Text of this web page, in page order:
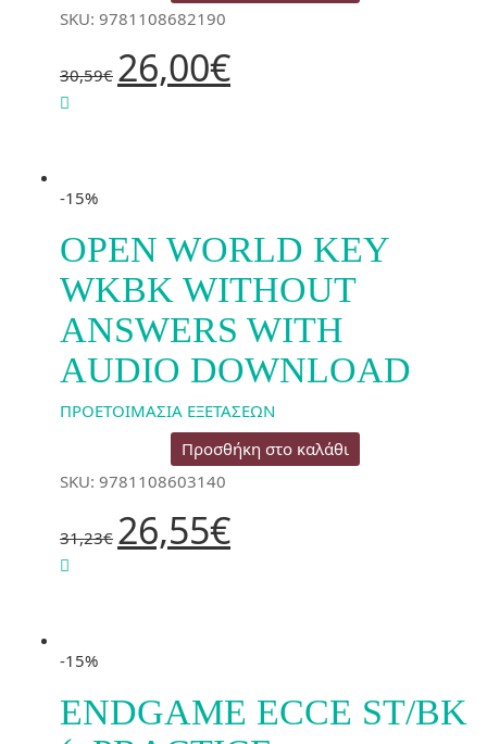
SKU: 9781108682190
30,59€
Original
price
was:
26,00€Η
τρέχουσα
τιμή
-15%
OPEN WORLD KEY
WKBK WITHOUT
ANSWERS WITH
AUDIO DOWNLOAD
ΠΡΟΕΤΟΙΜΑΣΙΑ ΕΞΕΤΑΣΕΩΝ
Προσθήκη στο καλάθι
SKU: 9781108603140
31,23€
Original
price
was:
26,55€Η
τρέχουσα
τιμή
-15%
ENDGAME ECCE ST/BK